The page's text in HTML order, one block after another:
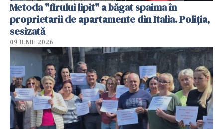
Metoda "firului lipit" a băgat spaima în
proprietarii de apartamente din Italia. Poliția,
sesizată
09 IUNIE 2026